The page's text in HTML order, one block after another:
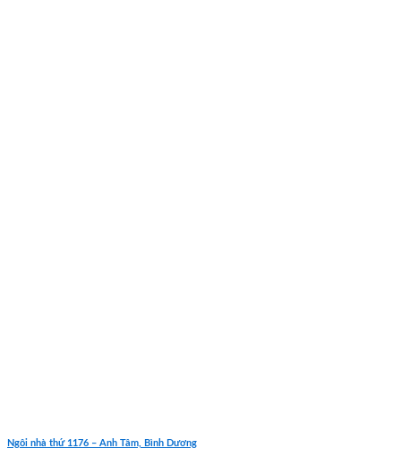
Ngôi nhà thứ 1176 – Anh Tâm, Bình Dương